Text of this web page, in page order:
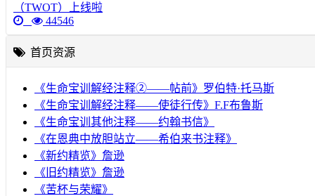
（TWOT）上线啦
44546
首页资源
《生命宝训解经注释②——帖前》罗伯特·托马斯
《生命宝训解经注释——使徒行传》F.F布鲁斯
《生命宝训其他注释——约翰书信》
《在恩典中放胆站立——希伯来书注释》
《新约精览》詹逊
《旧约精览》詹逊
《苦杯与荣耀》